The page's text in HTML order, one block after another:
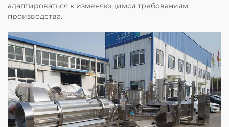
адаптироваться к изменяющимся требованиям
производства.